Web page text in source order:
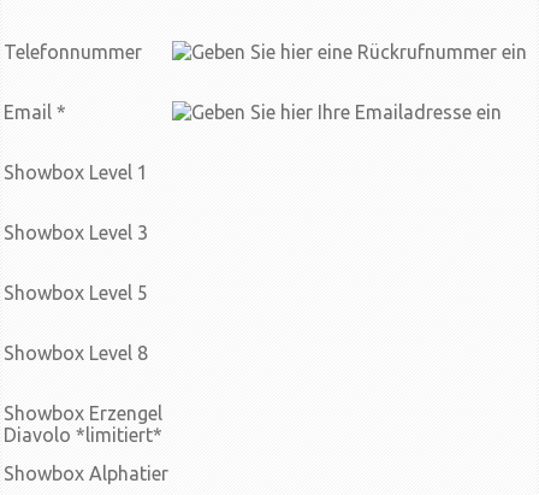
Telefonnummer
Email *
Showbox Level 1
Showbox Level 3
Showbox Level 5
Showbox Level 8
Showbox Erzengel
Diavolo *limitiert*
Showbox Alphatier